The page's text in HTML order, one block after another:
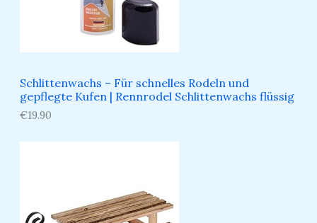
Schlittenwachs – Für schnelles Rodeln und
gepflegte Kufen​ | Rennrodel Schlittenwachs flüssig
€19.90